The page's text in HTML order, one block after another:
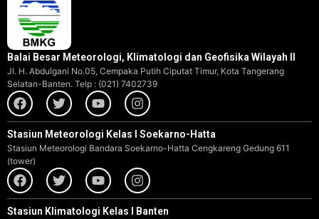
Balai Besar Meteorologi, Klimatologi dan Geofisika Wilayah II
Jl. H. Abdulgani No.05, Cempaka Putih Ciputat Timur, Kota Tangerang
Selatan-Banten. Telp : (021) 7402739
Stasiun Meteorologi Kelas I Soekarno-Hatta
Stasiun Meteorologi Bandara Soekarno-Hatta Cengkareng Gedung 611
(tower)
Stasiun Klimatologi Kelas I Banten